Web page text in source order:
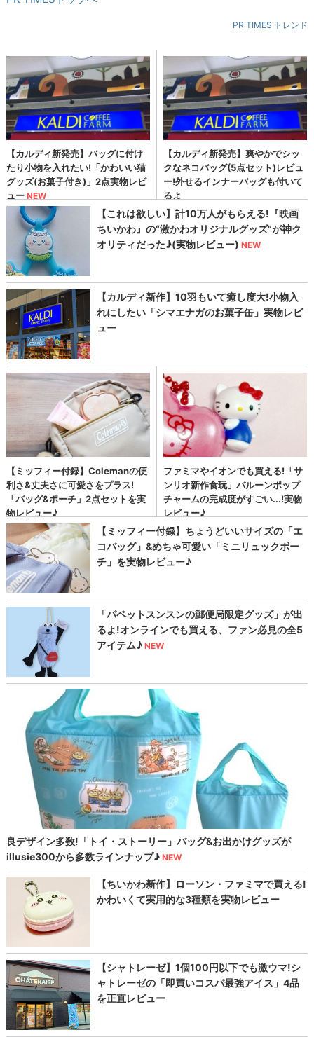
PR TIMES トレンド